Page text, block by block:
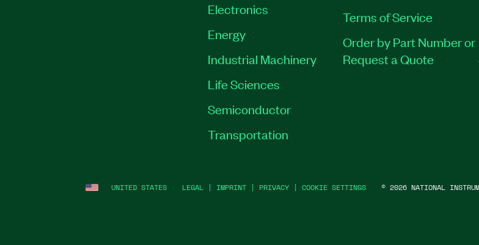
Electronics
Energy
Industrial Machinery
Life Sciences
Semiconductor
Transportation
Terms of Service
Order by Part Number or
Request a Quote
UNITED STATES LEGAL | IMPRINT | PRIVACY | COOKIE SETTINGS © 2026 NATIONAL